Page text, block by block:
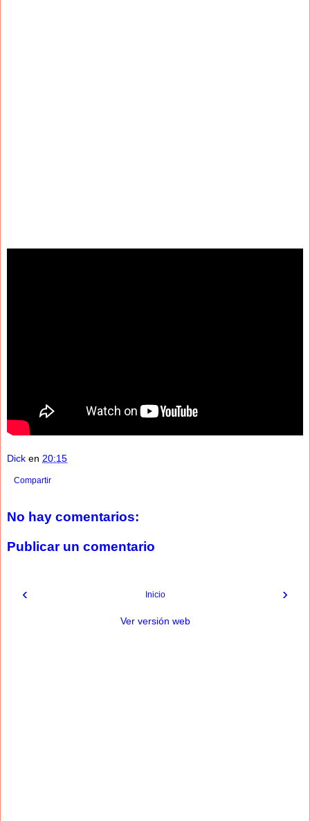
Dick en 20:15
Compartir
No hay comentarios:
Publicar un comentario
‹ ›
Inicio
Ver versión web